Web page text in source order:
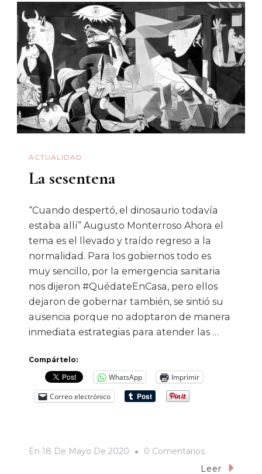
Jordan
ACTUALIDAD
La sesentena
“Cuando despertó, el dinosaurio todavía
estaba allí” Augusto Monterroso Ahora el
tema es el llevado y traído regreso a la
normalidad. Para los gobiernos todo es
muy sencillo, por la emergencia sanitaria
nos dijeron #QuédateEnCasa, pero ellos
dejaron de gobernar también, se sintió su
ausencia porque no adoptaron de manera
inmediata estrategias para atender las …
Compártelo:
WhatsApp
Imprimir
Correo electrónico
En 18 De Mayo De 2020 0 ComentariosEn
La
Leer